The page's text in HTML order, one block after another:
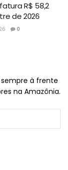
R$ 58,2
de 2026
0
à frente
na Amazônia.